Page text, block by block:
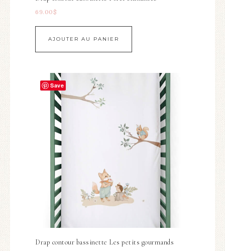
69.00 $
AJOUTER AU PANIER
Save
Drap contour bassinette Les petits gourmands